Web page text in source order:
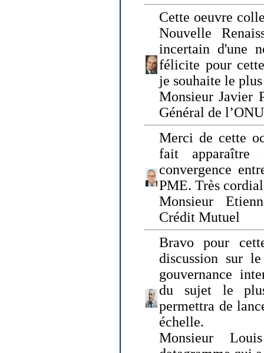
Cette oeuvre
Nouvelle
incertain d'une
félicite pour
je souhaite le
Monsieur Javier
Général de
Merci de cette
fait apparaître
convergence
PME. Très
Monsieur
Crédit Mutuel
Bravo pour
discussion sur
gouvernance
du sujet le
permettra de
échelle.
Monsieur